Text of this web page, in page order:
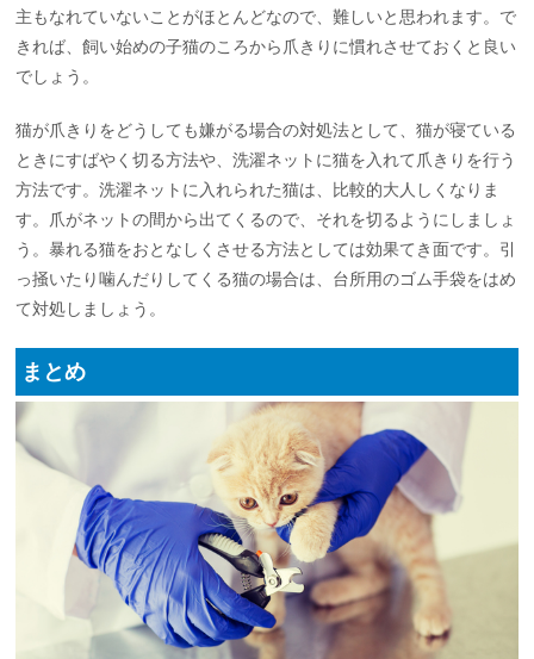
主もなれていないことがほとんどなので、難しいと思われます。で
きれば、飼い始めの子猫のころから爪きりに慣れさせておくと良い
でしょう。
猫が爪きりをどうしても嫌がる場合の対処法として、猫が寝ている
ときにすばやく切る方法や、洗濯ネットに猫を入れて爪きりを行う
方法です。洗濯ネットに入れられた猫は、比較的大人しくなりま
す。爪がネットの間から出てくるので、それを切るようにしましょ
う。暴れる猫をおとなしくさせる方法としては効果てき面です。引
っ掻いたり噛んだりしてくる猫の場合は、台所用のゴム手袋をはめ
て対処しましょう。
まとめ